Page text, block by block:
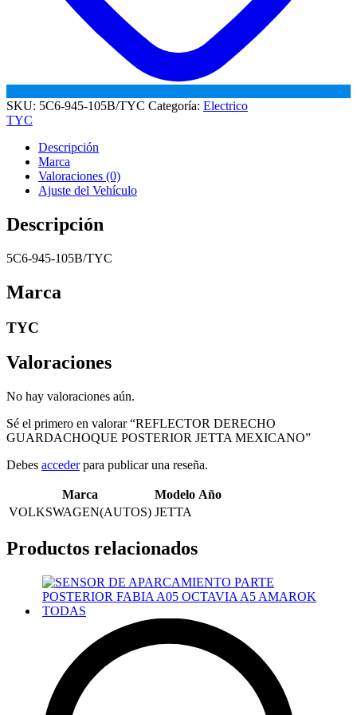
SKU: 5C6-945-105B/TYC Categoría: Electrico
TYC
Descripción
Marca
Valoraciones (0)
Ajuste del Vehículo
Descripción
5C6-945-105B/TYC
Marca
TYC
Valoraciones
No hay valoraciones aún.
Sé el primero en valorar “REFLECTOR DERECHO
GUARDACHOQUE POSTERIOR JETTA MEXICANO”
Debes accederpara publicar una reseña.
Marca Modelo Año
VOLKSWAGEN(AUTOS) JETTA
Productos relacionados